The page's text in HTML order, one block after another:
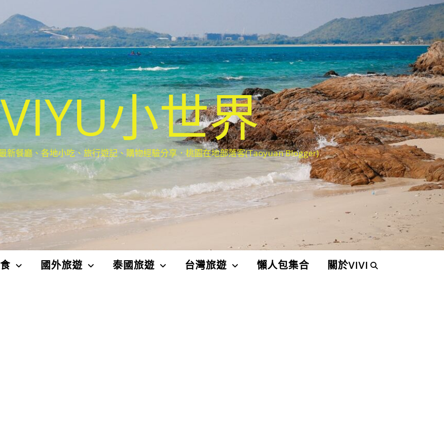
小世界
新餐廳、各地小吃、旅行遊記、購物經驗分享．桃園在地部落客(Taoyuan Blogger)
國外旅遊 泰國旅遊 台灣旅遊 懶人包集合 關於VIVI